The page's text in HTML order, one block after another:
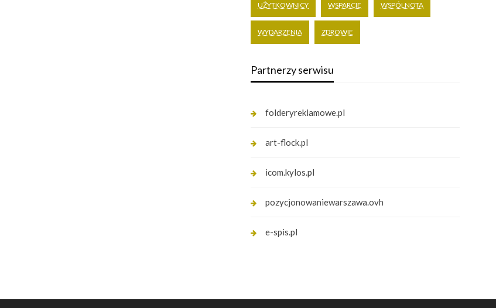
UŻYTKOWNICY WSPARCIE WSPÓLNOTA
WYDARZENIA ZDROWIE
Partnerzy serwisu
folderyreklamowe.pl
art-flock.pl
icom.kylos.pl
pozycjonowaniewarszawa.ovh
e-spis.pl